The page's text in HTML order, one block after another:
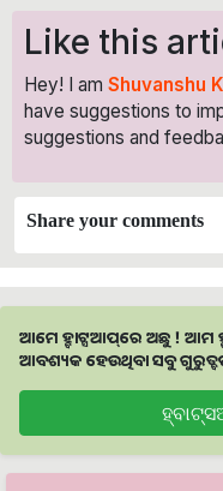
Like this
Hey! I am Shuvanshu
have suggestions to
suggestions and
Share your comments
ଆମେ ହ୍ବାଟ୍ସଆପ୍‌ରେ ଅଛୁ ! ଆମ
ଆବଶ୍ୟକ ହେଉଥିବା ସବୁ